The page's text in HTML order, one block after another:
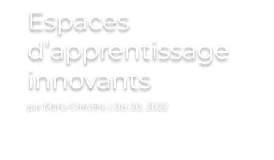
Espaces
d’apprentissage
innovants
par Marie-Christine Oct 20, 2022